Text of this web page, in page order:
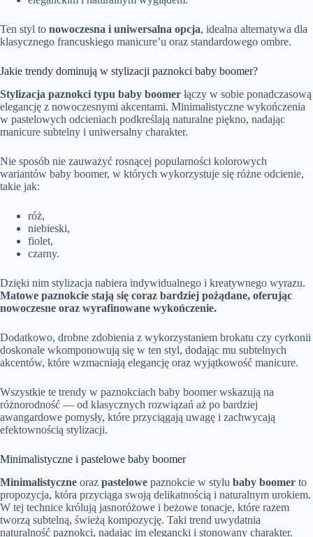
Ten styl to nowoczesna i uniwersalna opcja, idealna alternatywa dla
klasycznego francuskiego manicure’u oraz standardowego ombre.
Jakie trendy dominują w stylizacji paznokci baby boomer?
Stylizacja paznokci typu baby boomer łączy w sobie ponadczasową
elegancję z nowoczesnymi akcentami. Minimalistyczne wykończenia
w pastelowych odcieniach podkreślają naturalne piękno, nadając
manicure subtelny i uniwersalny charakter.
Nie sposób nie zauważyć rosnącej popularności kolorowych
wariantów baby boomer, w których wykorzystuje się różne odcienie,
takie jak:
róż,
niebieski,
fiolet,
czarny.
Dzięki nim stylizacja nabiera indywidualnego i kreatywnego wyrazu.
Matowe paznokcie stają się coraz bardziej pożądane, oferując
nowoczesne oraz wyrafinowane wykończenie.
Dodatkowo, drobne zdobienia z wykorzystaniem brokatu czy cyrkonii
doskonale wkomponowują się w ten styl, dodając mu subtelnych
akcentów, które wzmacniają elegancję oraz wyjątkowość manicure.
Wszystkie te trendy w paznokciach baby boomer wskazują na
różnorodność — od klasycznych rozwiązań aż po bardziej
awangardowe pomysły, które przyciągają uwagę i zachwycają
efektownością stylizacji.
Minimalistyczne i pastelowe baby boomer
Minimalistyczne oraz pastelowe paznokcie w stylu baby boomer to
propozycja, która przyciąga swoją delikatnością i naturalnym urokiem.
W tej technice królują jasnoróżowe i beżowe tonacje, które razem
tworzą subtelną, świeżą kompozycję. Taki trend uwydatnia
naturalność paznokci, nadając im elegancki i stonowany charakter.